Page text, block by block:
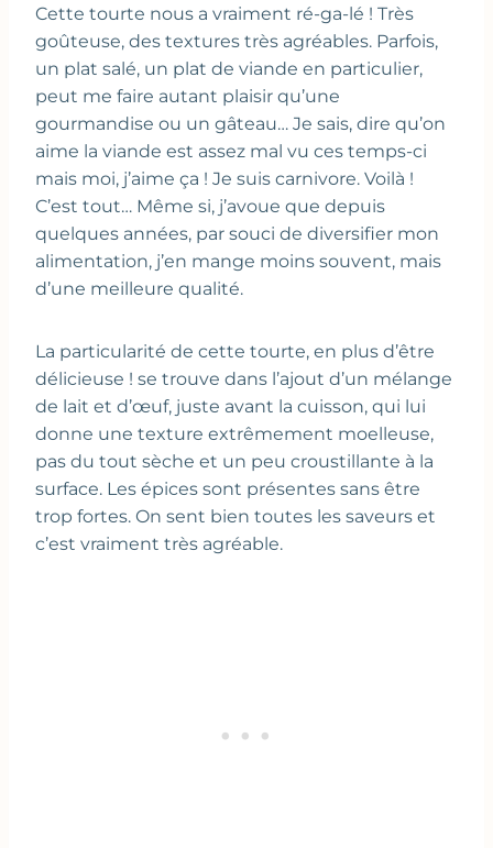
Cette tourte nous a vraiment ré-ga-lé ! Très
goûteuse, des textures très agréables. Parfois,
un plat salé, un plat de viande en particulier,
peut me faire autant plaisir qu’une
gourmandise ou un gâteau… Je sais, dire qu’on
aime la viande est assez mal vu ces temps-ci
mais moi, j’aime ça ! Je suis carnivore. Voilà !
C’est tout… Même si, j’avoue que depuis
quelques années, par souci de diversifier mon
alimentation, j’en mange moins souvent, mais
d’une meilleure qualité.
La particularité de cette tourte, en plus d’être
délicieuse ! se trouve dans l’ajout d’un mélange
de lait et d’œuf, juste avant la cuisson, qui lui
donne une texture extrêmement moelleuse,
pas du tout sèche et un peu croustillante à la
surface. Les épices sont présentes sans être
trop fortes. On sent bien toutes les saveurs et
c’est vraiment très agréable.